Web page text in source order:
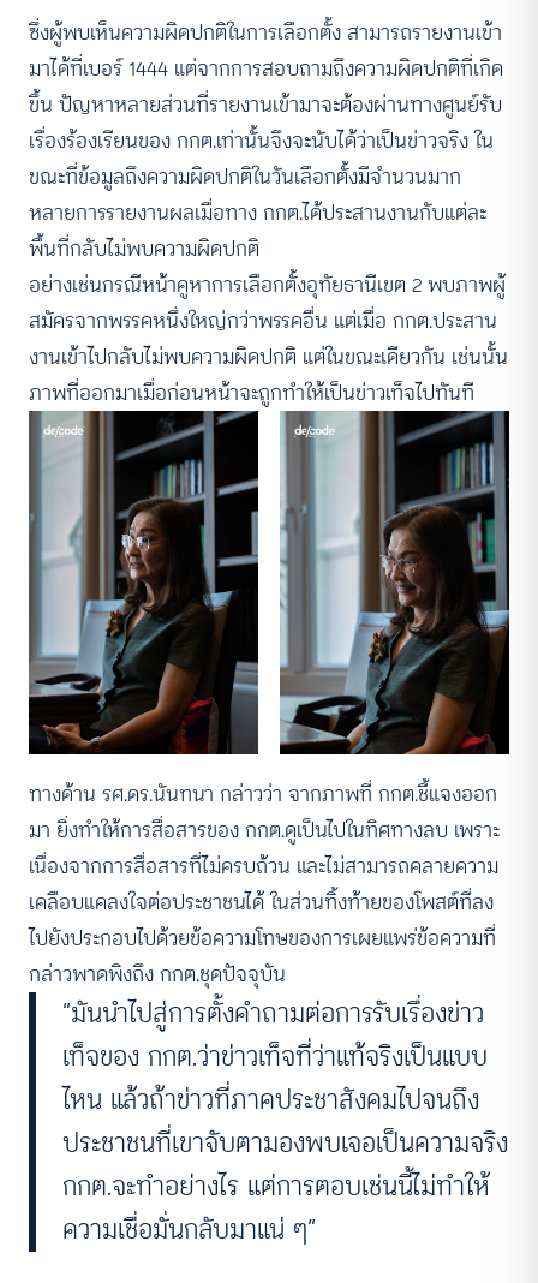
ซึ่งผู้พบเห็นความผิดปกติในการเลือกตั้ง สามารถรายงานเข้า
มาได้ที่เบอร์ 1444 แต่จากการสอบถามถึงความผิดปกติที่เกิด
ขึ้น ปัญหาหลายส่วนที่รายงานเข้ามาจะต้องผ่านทางศูนย์รับ
เรื่องร้องเรียนของ กกต.เท่านั้นจึงจะนับได้ว่าเป็นข่าวจริง ใน
ขณะที่ข้อมูลถึงความผิดปกติในวันเลือกตั้งมีจำนวนมาก
หลายการรายงานผลเมื่อทาง กกต.ได้ประสานงานกับแต่ละ
พื้นที่กลับไม่พบความผิดปกติ
อย่างเช่นกรณีหน้าคูหาการเลือกตั้งอุทัยธานีเขต 2 พบภาพผู้
สมัครจากพรรคหนึ่งใหญ่กว่าพรรคอื่น แต่เมื่อ กกต.ประสาน
งานเข้าไปกลับไม่พบความผิดปกติ แต่ในขณะเดียวกัน เช่นนั้น
ภาพที่ออกมาเมื่อก่อนหน้าจะถูกทำให้เป็นข่าวเท็จไปทันที
ทางด้าน รศ.ดร.นันทนา กล่าวว่า จากภาพที่ กกต.ชี้แจงออก
มา ยิ่งทำให้การสื่อสารของ กกต.ดูเป็นไปในทิศทางลบ เพราะ
เนื่องจากการสื่อสารที่ไม่ครบถ้วน และไม่สามารถคลายความ
เคลือบแคลงใจต่อประชาชนได้ ในส่วนทิ้งท้ายของโพสต์ที่ลง
ไปยังประกอบไปด้วยข้อความโทษของการเผยแพร่ข้อความที่
กล่าวพาดพิงถึง กกต.ชุดปัจจุบัน
“มันนำไปสู่การตั้งคำถามต่อการรับเรื่องข่าว
เท็จของ กกต.ว่าข่าวเท็จที่ว่าแท้จริงเป็นแบบ
ไหน แล้วถ้าข่าวที่ภาคประชาสังคมไปจนถึง
ประชาชนที่เขาจับตามองพบเจอเป็นความจริง
กกต.จะทำอย่างไร แต่การตอบเช่นนี้ไม่ทำให้
ความเชื่อมั่นกลับมาแน่ ๆ”